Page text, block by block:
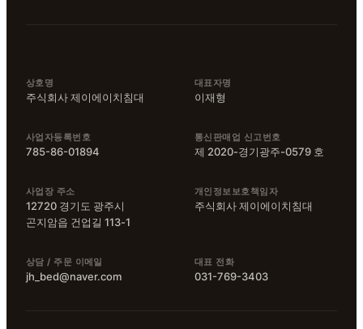
상호명
주식회사 제이에이치침대
대표자명
이재형
사업자등록번호
785-86-01894
통신판매업 신고번호
제 2020-경기광주-0579 호
사업장 주소
12720 경기도 광주시
곤지암읍 건업길 113-1
개인정보보호책임자
주식회사 제이에이치침대
상담 / 주문 이메일
jh_bed@naver.com
대표 전화
031-769-3403